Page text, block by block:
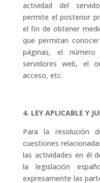
actividad del
permite el posterior
el fin de obtener
que permitan
páginas, el
servidores web, el
acceso, etc.
4. LEY APLICABLE Y
Para la resolución
cuestiones
las actividades en él
la legislación
expresamente las